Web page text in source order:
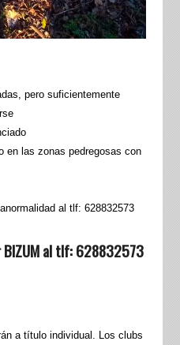
pero suficientemente
en las zonas pedregosas con
al tlf: 628832573
BIZUM al tlf: 628832573
a título individual. Los clubs